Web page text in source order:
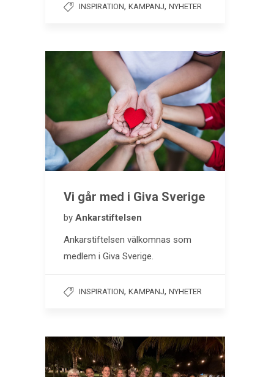
INSPIRATION, KAMPANJ, NYHETER
Vi går med i Giva Sverige
by Ankarstiftelsen
Ankarstiftelsen välkomnas som
medlem i Giva Sverige.
INSPIRATION, KAMPANJ, NYHETER